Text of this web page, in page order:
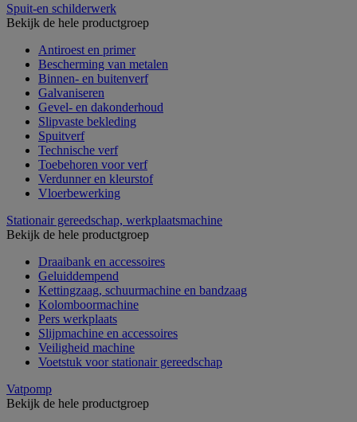
Spuit-en schilderwerk
Bekijk de hele productgroep
Antiroest en primer
Bescherming van metalen
Binnen- en buitenverf
Galvaniseren
Gevel- en dakonderhoud
Slipvaste bekleding
Spuitverf
Technische verf
Toebehoren voor verf
Verdunner en kleurstof
Vloerbewerking
Stationair gereedschap, werkplaatsmachine
Bekijk de hele productgroep
Draaibank en accessoires
Geluiddempend
Kettingzaag, schuurmachine en bandzaag
Kolomboormachine
Pers werkplaats
Slijpmachine en accessoires
Veiligheid machine
Voetstuk voor stationair gereedschap
Vatpomp
Bekijk de hele productgroep